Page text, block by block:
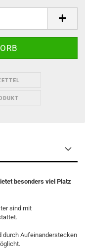
besonders viel Platz
sind mit
durch Aufeinanderstecken